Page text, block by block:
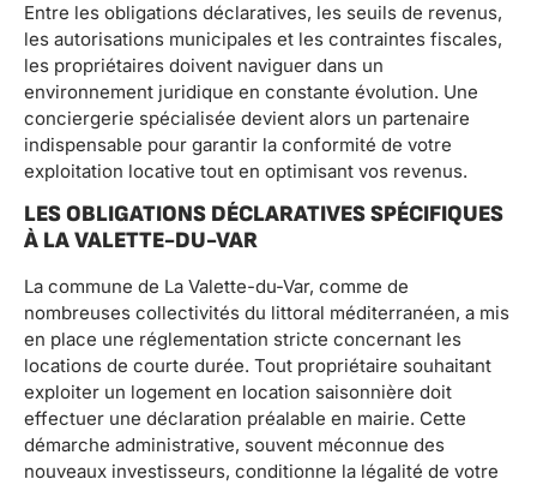
Entre les obligations déclaratives, les seuils de revenus,
les autorisations municipales et les contraintes fiscales,
les propriétaires doivent naviguer dans un
environnement juridique en constante évolution. Une
conciergerie spécialisée devient alors un partenaire
indispensable pour garantir la conformité de votre
exploitation locative tout en optimisant vos revenus.
LES OBLIGATIONS DÉCLARATIVES SPÉCIFIQUES
À LA VALETTE-DU-VAR
La commune de La Valette-du-Var, comme de
nombreuses collectivités du littoral méditerranéen, a mis
en place une réglementation stricte concernant les
locations de courte durée. Tout propriétaire souhaitant
exploiter un logement en location saisonnière doit
effectuer une déclaration préalable en mairie. Cette
démarche administrative, souvent méconnue des
nouveaux investisseurs, conditionne la légalité de votre